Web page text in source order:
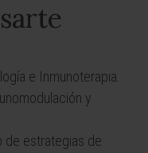
e Inmunoterapia.
y
de estrategias de